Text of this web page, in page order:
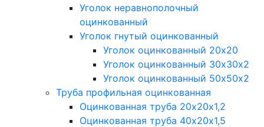
Уголок неравнополочный
оцинкованный
Уголок гнутый оцинкованный
Уголок оцинкованный 20х20
Уголок оцинкованный 30х30х2
Уголок оцинкованный 50х50х2
Труба профильная оцинкованная
Оцинкованная труба 20х20х1,2
Оцинкованная труба 40х20х1,5